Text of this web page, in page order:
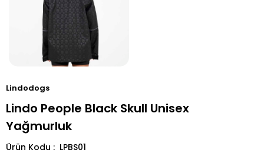
Lindodogs
Lindo People Black Skull Unisex
Yağmurluk
Ürün Kodu : LPBS01